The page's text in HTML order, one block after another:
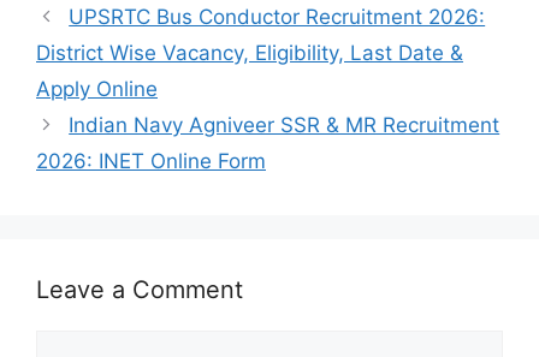
UPSRTC Bus Conductor Recruitment 2026:
District Wise Vacancy, Eligibility, Last Date &
Apply Online
Indian Navy Agniveer SSR & MR Recruitment
2026: INET Online Form
Leave a Comment